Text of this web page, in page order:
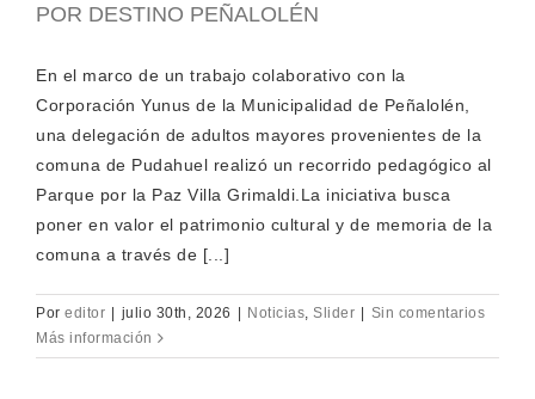
POR DESTINO PEÑALOLÉN
En el marco de un trabajo colaborativo con la
Corporación Yunus de la Municipalidad de Peñalolén,
una delegación de adultos mayores provenientes de la
comuna de Pudahuel realizó un recorrido pedagógico al
Parque por la Paz Villa Grimaldi.La iniciativa busca
poner en valor el patrimonio cultural y de memoria de la
comuna a través de [...]
Por editor julio 30th, 2026 Noticias, Slider
Sin comentarios
Más información